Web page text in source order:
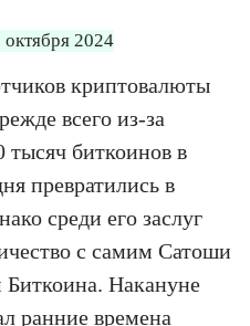
2024
криптовалюты
всего из-за
тысяч биткоинов в
превратились в
среди его заслуг
с самим Сатоши
Накануне
ранние времена